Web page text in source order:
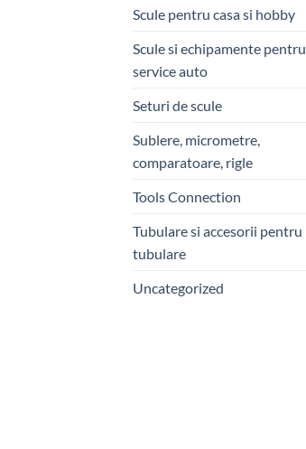
Scule pentru casa si hobby
Scule si echipamente pentru
service auto
Seturi de scule
Sublere, micrometre,
comparatoare, rigle
Tools Connection
Tubulare si accesorii pentru
tubulare
Uncategorized